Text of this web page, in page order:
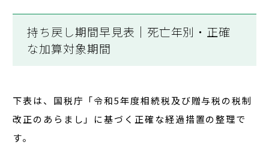
持ち戻し期間早見表｜死亡年別・正確
な加算対象期間
下表は、 国税庁「令和5年度相続税及び贈与税の税制
改正のあらまし」 に基づく正確な経過措置の整理で
す。